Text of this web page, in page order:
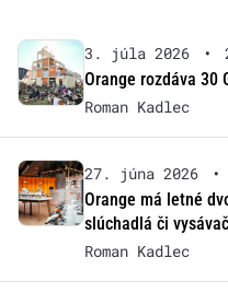
3. júla 2026 •
Orange rozdáva 30
Roman Kadlec
27. júna 2026 •
Orange má letné
slúchadlá či vysávač
Roman Kadlec